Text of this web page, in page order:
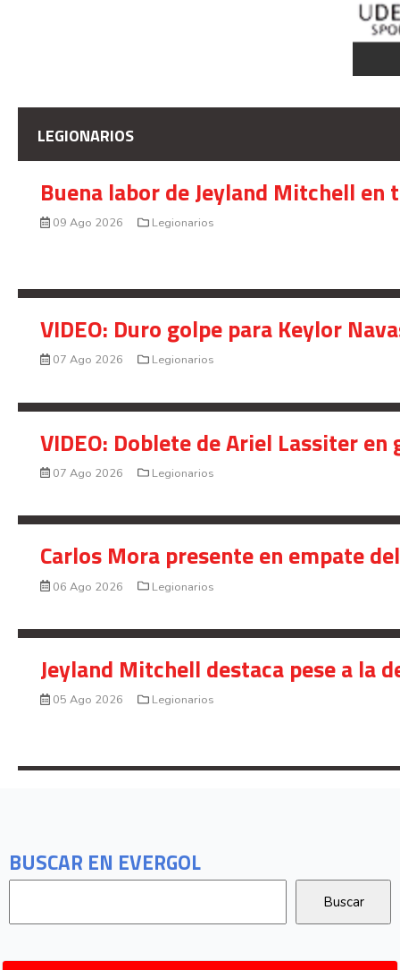
BUSCAR EN EVERGOL
LEGIONARIOS
Buena labor de Jeyland Mitchell
09 Ago 2026 Legionarios
VIDEO: Duro golpe para Keylor
07 Ago 2026 Legionarios
VIDEO: Doblete de Ariel Lassiter
07 Ago 2026 Legionarios
Carlos Mora presente en empate
06 Ago 2026 Legionarios
Jeyland Mitchell destaca pese a la
05 Ago 2026 Legionarios